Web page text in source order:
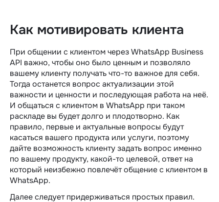
Как мотивировать клиента
При общении с клиентом через WhatsApp Business
API важно, чтобы оно было ценным и позволяло
вашему клиенту получать что-то важное для себя.
Тогда останется вопрос актуализации этой
важности и ценности и последующая работа на неё.
И общаться с клиентом в WhatsApp при таком
раскладе вы будет долго и плодотворно. Как
правило, первые и актуальные вопросы будут
касаться вашего продукта или услуги, поэтому
дайте возможность клиенту задать вопрос именно
по вашему продукту, какой-то целевой, ответ на
который неизбежно повлечёт общение с клиентом в
WhatsApp.
Далее следует придерживаться простых правил.